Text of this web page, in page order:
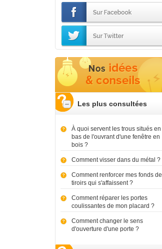
Les plus consultées
À quoi servent les trous situés en
bas de l'ouvrant d'une fenêtre en
bois ?
Comment visser dans du métal ?
Comment renforcer mes fonds de
tiroirs qui s'affaissent ?
Comment réparer les portes
coulissantes de mon placard ?
Comment changer le sens
d'ouverture d'une porte ?